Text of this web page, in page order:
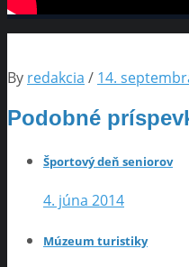
By redakcia / 14.
Podobné
Športový deň seniorov
4. júna 2014
Múzeum turistiky